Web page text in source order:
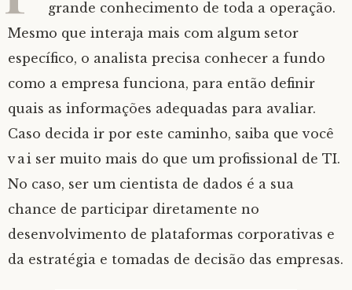
grande conhecimento de toda a operação.
Mesmo que interaja mais com algum setor
específico, o analista precisa conhecer a fundo
como a empresa funciona, para então definir
quais as informações adequadas para avaliar.
Caso decida ir por este caminho, saiba que você
vai ser muito mais do que um profissional de TI.
No caso, ser um cientista de dados é a sua
chance de participar diretamente no
desenvolvimento de plataformas corporativas e
da estratégia e tomadas de decisão das empresas.